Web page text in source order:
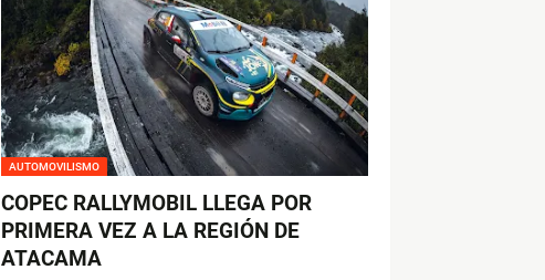
AUTOMOVILISMO
COPEC RALLYMOBIL LLEGA POR
PRIMERA VEZ A LA REGIÓN DE
ATACAMA